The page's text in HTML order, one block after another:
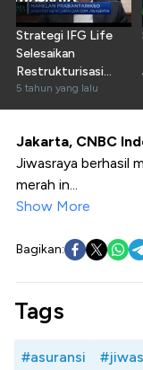
Strategi IFG Life
Selesaikan
Restrukturisasi
Polis Jiwasraya
5 tahun yang lalu
Jakarta, CNBC
Jiwasraya berhasil
merah in...
Show More
Bagikan:
Tags
#asuransi